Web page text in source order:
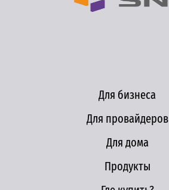
Для бизнеса
Для провайдеров
Для дома
Продукты